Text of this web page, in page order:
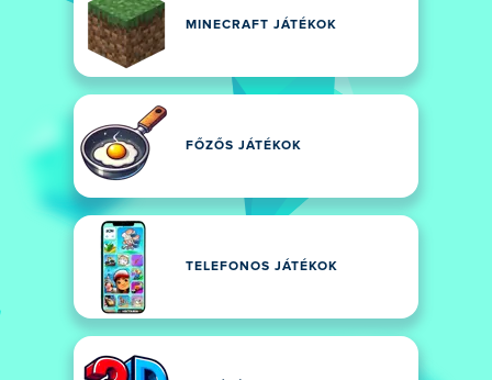
MINECRAFT JÁTÉKOK
FŐZŐS JÁTÉKOK
TELEFONOS JÁTÉKOK